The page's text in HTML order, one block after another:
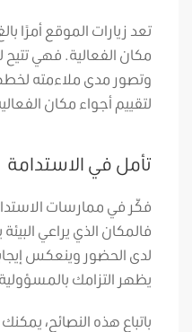
تعد زيارات الموقع أمرًا
مكان الفعالية. فهي
وتصور مدى ملاءمته
لتقييم أجواء مكان
تأمل في الاستدامة
فكّر في ممارسات
فالمكان الذي يراعي
لدى الحضور وينعكس
يظهر التزامك
باتباع هذه النصائح،